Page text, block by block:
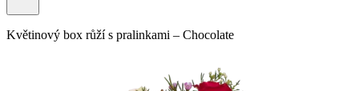
Květinový box růží s pralinkami – Chocolate